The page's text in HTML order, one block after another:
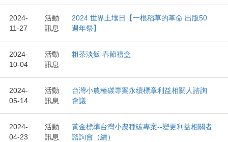
2024-
11-27
活動
訊息
2024 世界土壤日【一根稻草的革命 出版50
週年祭】
2024-
10-04
活動
訊息
粗茶淡飯 春節禮盒
2024-
05-14
活動
訊息
台灣小農種碳專案永續標章利益相關人諮詢
會議
2024-
04-23
活動
訊息
黃金標準台灣小農種碳專案--變更利益相關者
諮詢會（續）